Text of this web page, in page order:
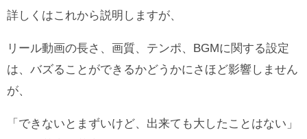
詳しくはこれから説明しますが、
リール動画の長さ、画質、テンポ、BGMに関する設定
は、バズることができるかどうかにさほど影響しません
が、
「できないとまずいけど、出来ても大したことはない」